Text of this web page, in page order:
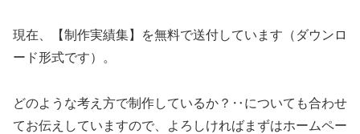
現在、【制作実績集】を無料で送付しています（ダウンロ
ード形式です）。
どのような考え方で制作しているか？‥についても合わせ
てお伝えしていますので、よろしければまずはホームペー